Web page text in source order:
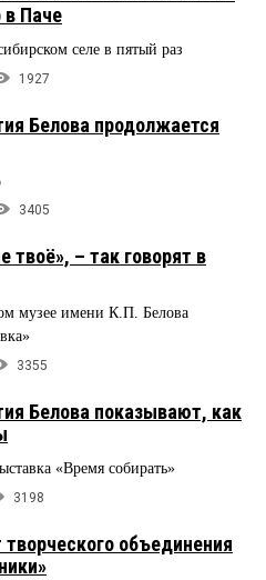
в Паче
селе в пятый раз
1927
Белова продолжается
3405
твоё», – так говорят в
музее имени К.П. Белова
3355
Белова показывают, как
«Время собирать»
3198
объединения